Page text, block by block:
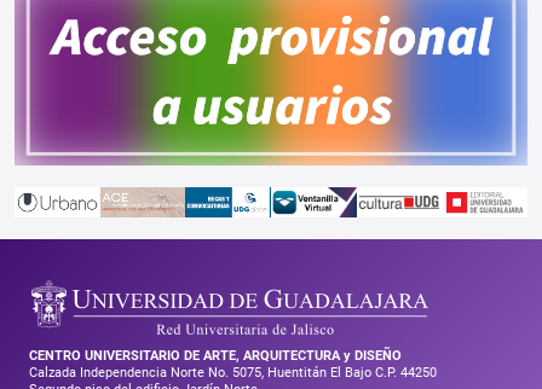
CENTRO UNIVERSITARIO DE ARTE, ARQUITECTURA y DISEÑO
Calzada Independencia Norte No. 5075, Huentitán El Bajo C.P. 44250